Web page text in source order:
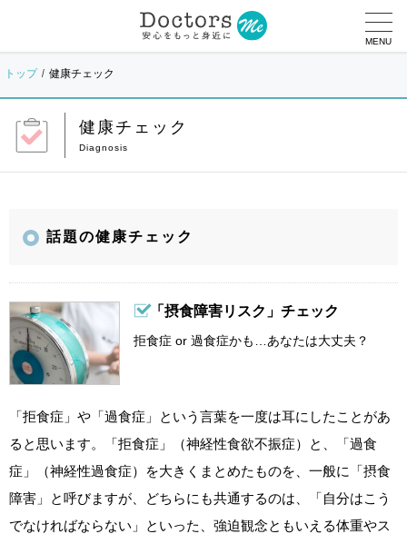
MENU
トップ 健康チェック
健康チェック
話題の健康チェック
「摂食障害リスク」チェック
拒食症 or 過食症かも…あなたは大丈夫？
「拒食症」や「過食症」という言葉を一度は耳にしたことがあ
ると思います。「拒食症」（神経性食欲不振症）と、「過食
症」（神経性過食症）を大きくまとめたものを、一般に「摂食
障害」と呼びますが、どちらにも共通するのは、「自分はこう
でなければならない」といった、強迫観念ともいえる体重やス